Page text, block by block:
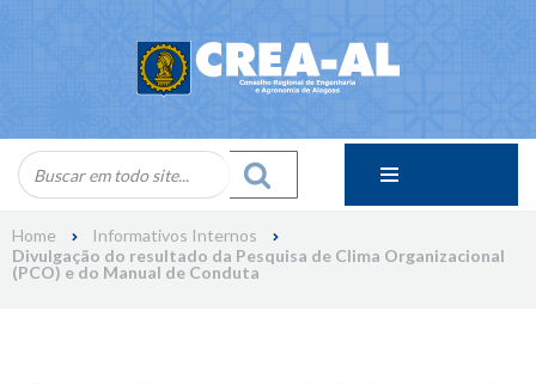
Home
Informativos Internos
Divulgação do resultado da Pesquisa de Clima Organizacional
(PCO) e do Manual de Conduta